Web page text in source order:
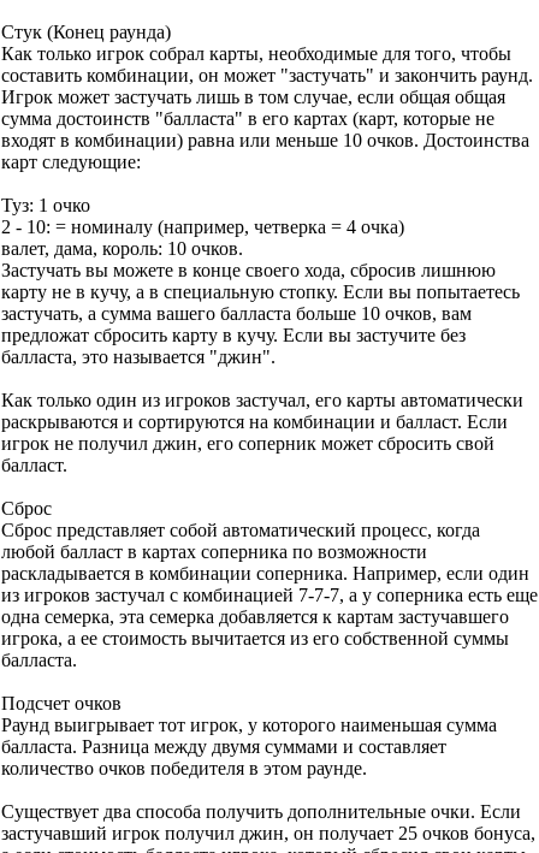
Стук (Конец раунда)
Как только игрок собрал карты, необходимые для того, чтобы
составить комбинации, он может "застучать" и закончить раунд.
Игрок может застучать лишь в том случае, если общая общая
сумма достоинств "балласта" в его картах (карт, которые не
входят в комбинации) равна или меньше 10 очков. Достоинства
карт следующие:
Туз: 1 очко
2 - 10: = номиналу (например, четверка = 4 очка)
валет, дама, король: 10 очков.
Застучать вы можете в конце своего хода, сбросив лишнюю
карту не в кучу, а в специальную стопку. Если вы попытаетесь
застучать, а сумма вашего балласта больше 10 очков, вам
предложат сбросить карту в кучу. Если вы застучите без
балласта, это называется "джин".
Как только один из игроков застучал, его карты автоматически
раскрываются и сортируются на комбинации и балласт. Если
игрок не получил джин, его соперник может сбросить свой
балласт.
Сброс
Сброс представляет собой автоматический процесс, когда
любой балласт в картах соперника по возможности
раскладывается в комбинации соперника. Например, если один
из игроков застучал с комбинацией 7-7-7, а у соперника есть еще
одна семерка, эта семерка добавляется к картам застучавшего
игрока, а ее стоимость вычитается из его собственной суммы
балласта.
Подсчет очков
Раунд выигрывает тот игрок, у которого наименьшая сумма
балласта. Разница между двумя суммами и составляет
количество очков победителя в этом раунде.
Существует два способа получить дополнительные очки. Если
застучавший игрок получил джин, он получает 25 очков бонуса,